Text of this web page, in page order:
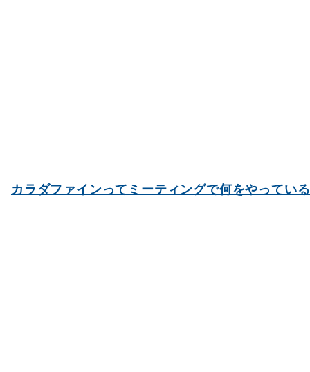
カラダファインってミーティングで何をやってい